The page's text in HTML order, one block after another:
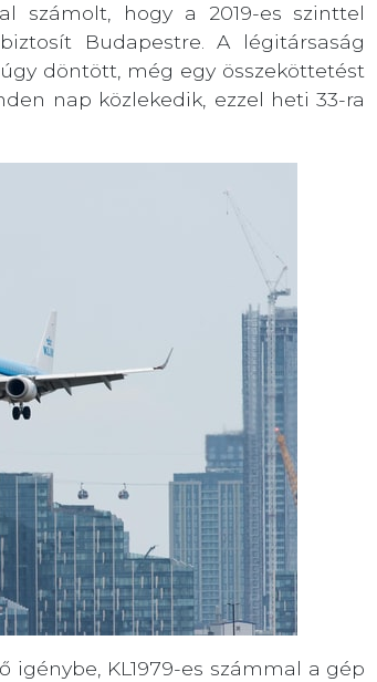
számolt, hogy a 2019-es szinttel
Budapestre. A légitársaság
döntött, még egy összeköttetést
nap közlekedik, ezzel heti 33-ra
igénybe, KL1979-es számmal a gép